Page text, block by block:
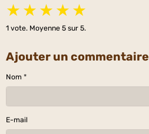
★ ★ ★ ★ ★
1 vote. Moyenne 5 sur 5.
Ajouter un commentaire
Nom
E-mail